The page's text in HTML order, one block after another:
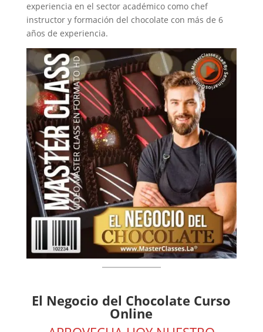
experiencia en el sector académico como chef
instructor y formación del chocolate con más de 6
años de experiencia.
El Negocio del Chocolate Curso
Online